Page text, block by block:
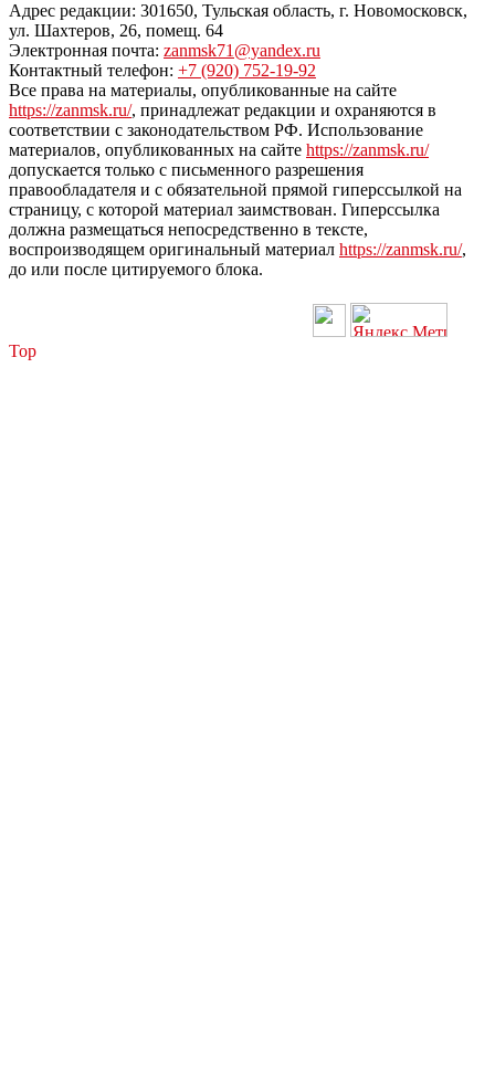
Адрес редакции: 301650, Тульская область, г. Новомосковск,
ул. Шахтеров, 26, помещ. 64
Электронная почта: zanmsk71@yandex.ru
Контактный телефон: +7 (920) 752-19-92
Все права на материалы, опубликованные на сайте
https://zanmsk.ru/, принадлежат редакции и охраняются в
соответствии с законодательством РФ. Использование
материалов, опубликованных на сайте https://zanmsk.ru/
допускается только с письменного разрешения
правообладателя и с обязательной прямой гиперссылкой на
страницу, с которой материал заимствован. Гиперссылка
должна размещаться непосредственно в тексте,
воспроизводящем оригинальный материал https://zanmsk.ru/,
до или после цитируемого блока.
Top